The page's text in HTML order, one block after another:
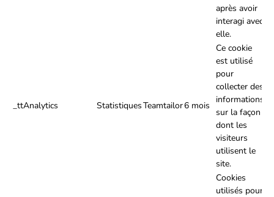
après avoir
interagi avec
elle.
_ttAnalytics StatistiquesTeamtailor6 mois
Ce cookie
est utilisé
pour
collecter des
informations
sur la façon
dont les
visiteurs
utilisent le
site.
Cookies
utilisés pour